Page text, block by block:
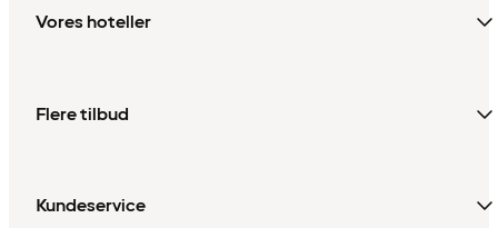
Vores hoteller
Flere tilbud
Kundeservice